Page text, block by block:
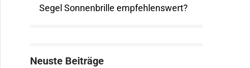
Segel Sonnenbrille empfehlenswert?
Neuste Beiträge